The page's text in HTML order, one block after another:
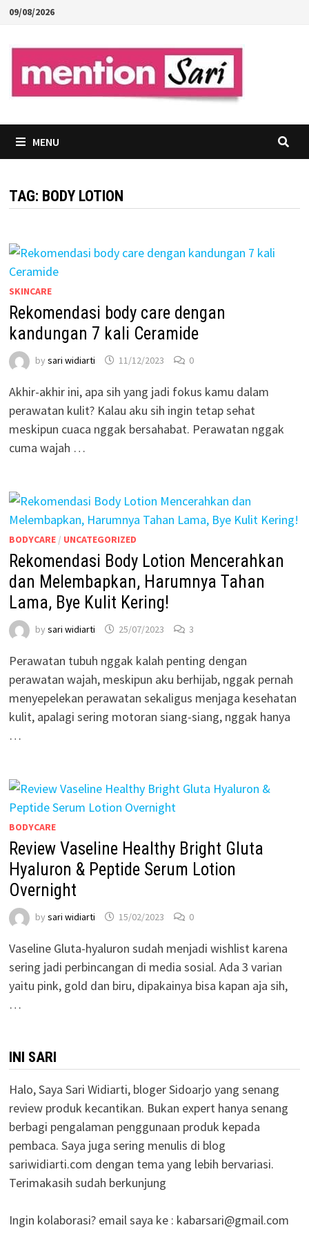
Skip
content
09/08/2026
MENU
TAG: BODY LOTION
SKINCARE
Rekomendasi body care dengan
kandungan 7 kali Ceramide
by sari widiarti 11/12/2023 0
Akhir-akhir ini, apa sih yang jadi fokus kamu dalam
perawatan kulit? Kalau aku sih ingin tetap sehat
meskipun cuaca nggak bersahabat. Perawatan nggak
cuma wajah …
BODYCARE/ UNCATEGORIZED
Rekomendasi Body Lotion Mencerahkan
dan Melembapkan, Harumnya Tahan
Lama, Bye Kulit Kering!
by sari widiarti 25/07/2023 3
Perawatan tubuh nggak kalah penting dengan
perawatan wajah, meskipun aku berhijab, nggak pernah
menyepelekan perawatan sekaligus menjaga kesehatan
kulit, apalagi sering motoran siang-siang, nggak hanya
…
BODYCARE
Review Vaseline Healthy Bright​ Gluta
Hyaluron & Peptide Serum Lotion
Overnight
by sari widiarti 15/02/2023 0
Vaseline Gluta-hyaluron sudah menjadi wishlist karena
sering jadi perbincangan di media sosial. Ada 3 varian
yaitu pink, gold dan biru, dipakainya bisa kapan aja sih,
…
INI SARI
Halo, Saya Sari Widiarti, bloger Sidoarjo yang senang
review produk kecantikan. Bukan expert hanya senang
berbagi pengalaman penggunaan produk kepada
pembaca. Saya juga sering menulis di blog
sariwidiarti.com dengan tema yang lebih bervariasi.
Terimakasih sudah berkunjung
Ingin kolaborasi? email saya ke : kabarsari@gmail.com